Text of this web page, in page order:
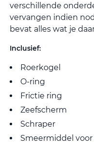
verschillende
vervangen indien
bevat alles wat je
Inclusief:
Roerkogel
O-ring
Frictie ring
Zeefscherm
Schraper
Smeermiddel voor